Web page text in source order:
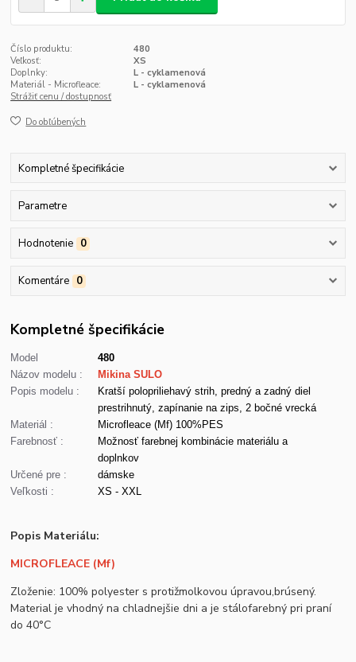
Číslo produktu:
480
Veľkosť:
XS
Doplnky:
L - cyklamenová
Materiál - Microfleace:
L - cyklamenová
Strážiť cenu / dostupnosť
Do obľúbených
Kompletné špecifikácie
Parametre
Hodnotenie 0
Komentáre 0
Kompletné špecifikácie
Model
480
Názov modelu :
Mikina SULO
Popis modelu :
Kratší polopriliehavý strih, predný a zadný diel
prestrihnutý, zapínanie na zips, 2 bočné vrecká
Materiál :
Microfleace (Mf) 100%PES
Farebnosť :
Možnosť farebnej kombinácie materiálu a
doplnkov
Určené pre :
dámske
Veľkosti :
XS - XXL
Popis Materiálu:
MICROFLEACE (Mf)
Zloženie: 100% polyester s protižmolkovou úpravou,brúsený.
Material je vhodný na chladnejšie dni a je stálofarebný pri praní
do 40°C